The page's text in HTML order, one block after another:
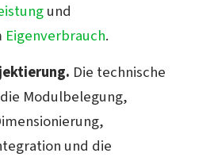
und
Eigenverbrauch.
Die technische
Modulbelegung,
und die